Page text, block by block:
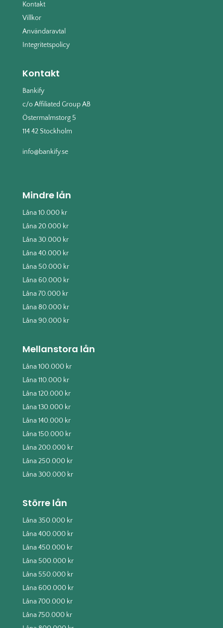
Kontakt
Villkor
Användaravtal
Integritetspolicy
Kontakt
Bankify
c/o Affiliated Group AB
Östermalmstorg 5
114 42 Stockholm
info@bankify.se
Mindre lån
Låna 10.000 kr
Låna 20.000 kr
Låna 30.000 kr
Låna 40.000 kr
Låna 50.000 kr
Låna 60.000 kr
Låna 70.000 kr
Låna 80.000 kr
Låna 90.000 kr
Mellanstora lån
Låna 100.000 kr
Låna 110.000 kr
Låna 120.000 kr
Låna 130.000 kr
Låna 140.000 kr
Låna 150.000 kr
Låna 200.000 kr
Låna 250.000 kr
Låna 300.000 kr
Större lån
Låna 350.000 kr
Låna 400.000 kr
Låna 450.000 kr
Låna 500.000 kr
Låna 550.000 kr
Låna 600.000 kr
Låna 700.000 kr
Låna 750.000 kr